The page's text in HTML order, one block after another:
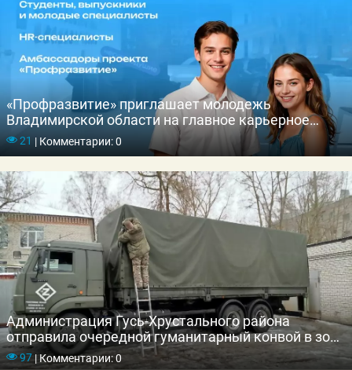
«Профразвитие» приглашает молодежь
Владимирской области на главное карьерное
событие лета
21 |Комментарии: 0
Администрация Гусь-Хрустального района
отправила очередной гуманитарный конвой в зону
специальной военной операции
97 |Комментарии: 0